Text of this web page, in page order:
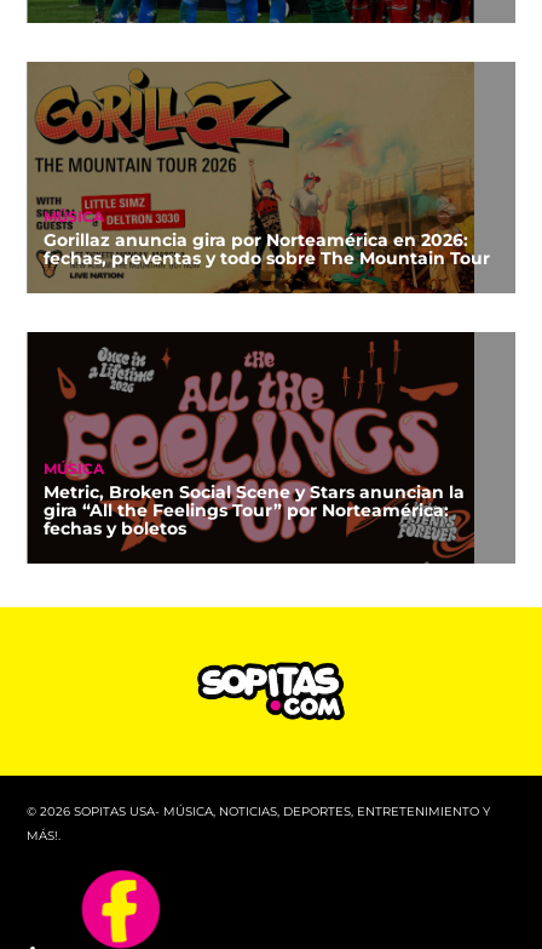
MÚSICA
Gorillaz anuncia gira por Norteamérica en 2026:
fechas, preventas y todo sobre The Mountain Tour
MÚSICA
Metric, Broken Social Scene y Stars anuncian la
gira “All the Feelings Tour” por Norteamérica:
fechas y boletos
© 2026 SOPITAS USA- MÚSICA, NOTICIAS, DEPORTES, ENTRETENIMIENTO Y
MÁS!.